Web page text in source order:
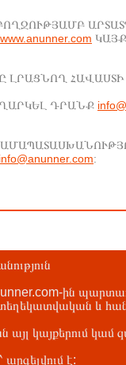
www.anunner.com
ԼՐԱՑՆՈՂ ՀԱՎԱՍՏԻ
ԴՐԱՆՔ
info@anunner.com:
ին
և
այլ կայքերում կամ
է: